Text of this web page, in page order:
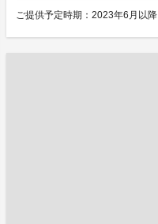
ご提供予定時期：2023年6月以降